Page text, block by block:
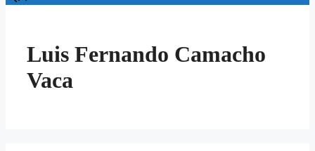
Luis Fernando Camacho
Vaca